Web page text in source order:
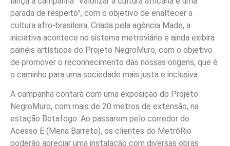
parada de respeito”, com o objetivo de enaltecer a
cultura afro-brasileira. Criada pela agência Made, a
iniciativa acontece no sistema metroviário e ainda exibirá
painéis artísticos do Projeto NegroMuro, com o objetivo
de promover o reconhecimento das nossas origens, que é
o caminho para uma sociedade mais justa e inclusiva.
A campanha contará com uma exposição do Projeto
NegroMuro, com mais de 20 metros de extensão, na
estação Botafogo. Ao passarem pelo corredor do
Acesso E (Mena Barreto), os clientes do MetrôRio
poderão apreciar uma instalação com diversas obras